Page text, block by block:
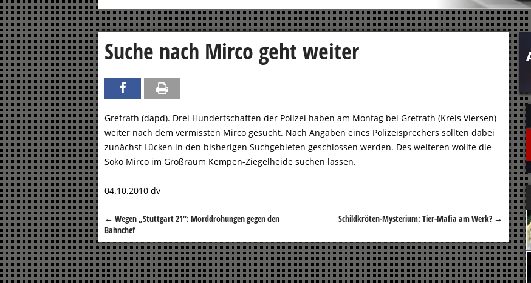
Suche nach Mirco geht weiter
Grefrath (dapd). Drei Hundertschaften der Polizei haben am Montag bei Grefrath (Kreis Viersen)
weiter nach dem vermissten Mirco gesucht. Nach Angaben eines Polizeisprechers sollten dabei
zunächst Lücken in den bisherigen Suchgebieten geschlossen werden. Des weiteren wollte die
Soko Mirco im Großraum Kempen-Ziegelheide suchen lassen.
04.10.2010 dv
Beitragsnavigation
← Wegen „Stuttgart 21“: Morddrohungen gegen den
Bahnchef
Schildkröten-Mysterium: Tier-Mafia am Werk? →